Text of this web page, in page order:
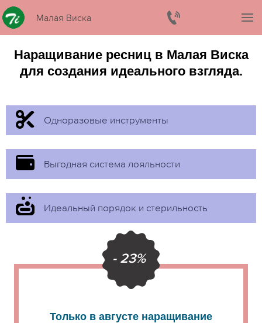
Малая Виска
Наращивание ресниц в Малая Виска
для создания идеального взгляда.
Одноразовые инструменты
Выгодная система лояльности
Идеальный порядок и стерильность
- 23%
Только в августе наращивание